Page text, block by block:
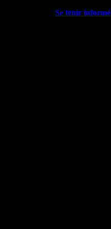
Se tenir informé